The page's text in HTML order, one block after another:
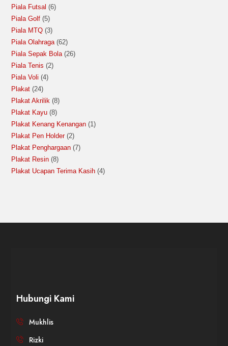
Piala Futsal
6
Piala Golf 5
Piala MTQ 3
Piala Olahraga 62
Piala Sepak Bola 26
Piala Tenis
2
Piala Voli
4
Plakat 24
Plakat Akrilik 8
Plakat Kayu 8
Plakat Kenang Kenangan 1
Plakat Pen Holder 2
Plakat Penghargaan 7
Plakat Resin 8
Plakat Ucapan Terima Kasih 4
Hubungi Kami
Mukhlis
Rizki